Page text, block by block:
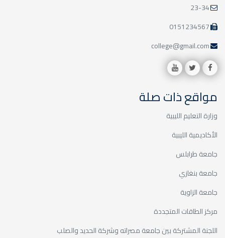
23-34
0151234567
college@gmail.com
مواقع ذات صلة
وزارة التعليم الليبية
الأكاديمية الليبية
جامعة طرابلس
جامعة بنغازي
جامعة الزاوية
مركز الطاقات المتجددة
اللجنة المشتركة بين جامعة مصراته وشركة الحديد والصلب